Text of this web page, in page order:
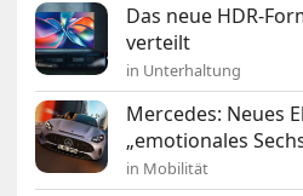
Das neue HDR-
verteilt
in Unterhaltung
Mercedes: Neues
„emotionales
in Mobilität